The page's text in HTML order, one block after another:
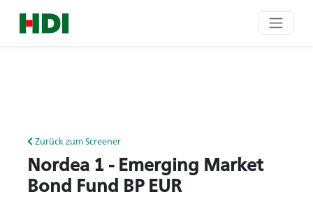
Zurück zum Screener
Nordea 1 - Emerging Market
Bond Fund BP EUR